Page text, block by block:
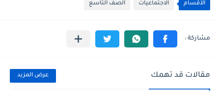
الأقسام الاجتماعيات الصف التاسع
مقالات قد تهمك عرض المزيد